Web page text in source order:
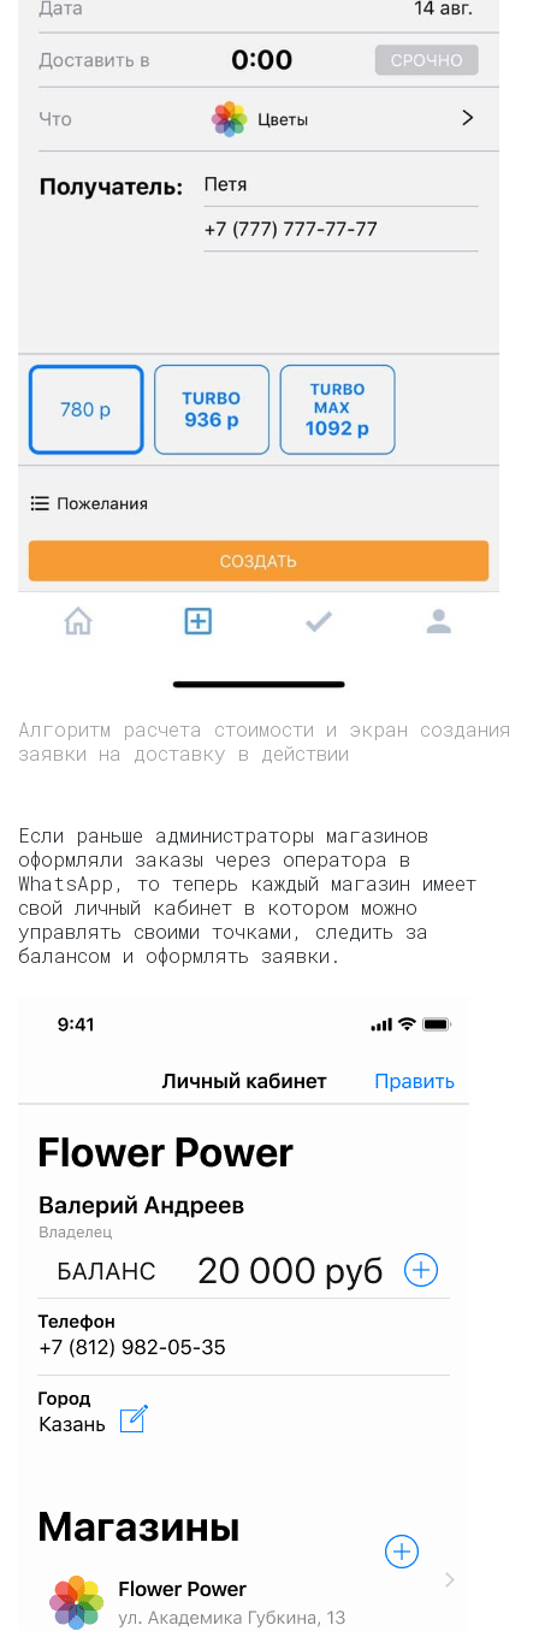
Алгоритм расчета стоимости и экран создания
заявки на доставку в действии
Если раньше администраторы магазинов
оформляли заказы через оператора в
WhatsApp, то теперь каждый магазин имеет
свой личный кабинет в котором можно
управлять своими точками, следить за
балансом и оформлять заявки.